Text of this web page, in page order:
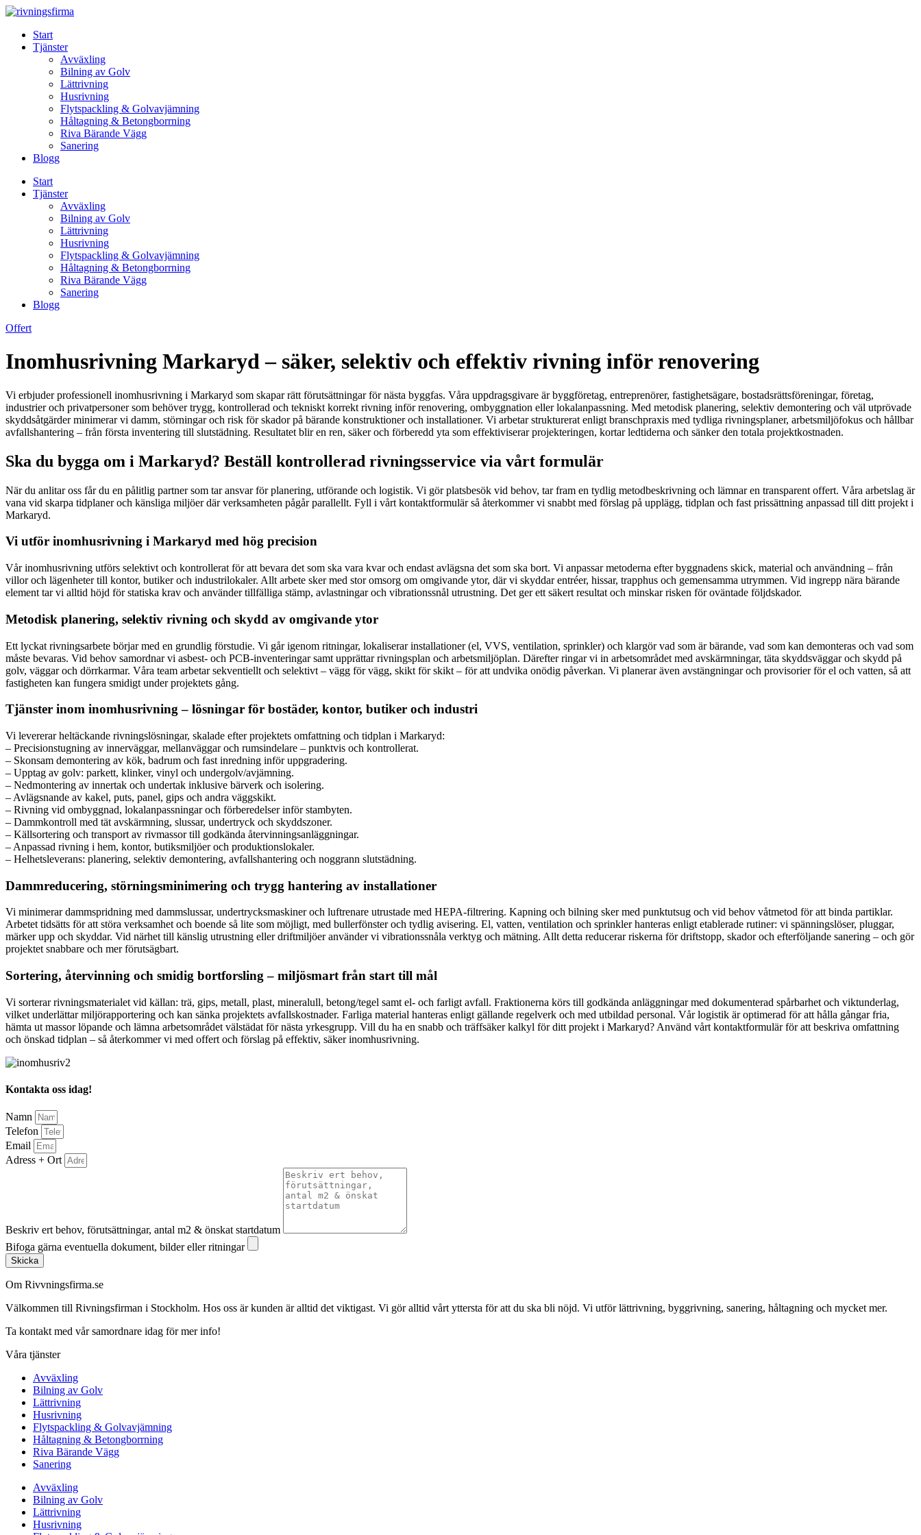
Skip
contentStart
Tjänster
Avväxling
Bilning av Golv
Lättrivning
Husrivning
Flytspackling & Golvavjämning
Håltagning & Betongborrning
Riva Bärande Vägg
Sanering
Blogg
Start
Tjänster
Avväxling
Bilning av Golv
Lättrivning
Husrivning
Flytspackling & Golvavjämning
Håltagning & Betongborrning
Riva Bärande Vägg
Sanering
Blogg
Offert
Inomhusrivning Markaryd – säker, selektiv och effektiv rivning inför renovering
Vi erbjuder professionell inomhusrivning i Markaryd som skapar rätt förutsättningar för nästa byggfas. Våra uppdragsgivare är byggföretag, entreprenörer, fastighetsägare, bostadsrättsföreningar, företag,
industrier och privatpersoner som behöver trygg, kontrollerad och tekniskt korrekt rivning inför renovering, ombyggnation eller lokalanpassning. Med metodisk planering, selektiv demontering och väl utprövade
skyddsåtgärder minimerar vi damm, störningar och risk för skador på bärande konstruktioner och installationer. Vi arbetar strukturerat enligt branschpraxis med tydliga rivningsplaner, arbetsmiljöfokus och hållbar
avfallshantering – från första inventering till slutstädning. Resultatet blir en ren, säker och förberedd yta som effektiviserar projekteringen, kortar ledtiderna och sänker den totala projektkostnaden.
Ska du bygga om i Markaryd? Beställ kontrollerad rivningsservice via vårt formulär
När du anlitar oss får du en pålitlig partner som tar ansvar för planering, utförande och logistik. Vi gör platsbesök vid behov, tar fram en tydlig metodbeskrivning och lämnar en transparent offert. Våra arbetslag är
vana vid skarpa tidplaner och känsliga miljöer där verksamheten pågår parallellt. Fyll i vårt kontaktformulär så återkommer vi snabbt med förslag på upplägg, tidplan och fast prissättning anpassad till ditt projekt i
Markaryd.
Vi utför inomhusrivning i Markaryd med hög precision
Vår inomhusrivning utförs selektivt och kontrollerat för att bevara det som ska vara kvar och endast avlägsna det som ska bort. Vi anpassar metoderna efter byggnadens skick, material och användning – från
villor och lägenheter till kontor, butiker och industrilokaler. Allt arbete sker med stor omsorg om omgivande ytor, där vi skyddar entréer, hissar, trapphus och gemensamma utrymmen. Vid ingrepp nära bärande
element tar vi alltid höjd för statiska krav och använder tillfälliga stämp, avlastningar och vibrationssnål utrustning. Det ger ett säkert resultat och minskar risken för oväntade följdskador.
Metodisk planering, selektiv rivning och skydd av omgivande ytor
Ett lyckat rivningsarbete börjar med en grundlig förstudie. Vi går igenom ritningar, lokaliserar installationer (el, VVS, ventilation, sprinkler) och klargör vad som är bärande, vad som kan demonteras och vad som
måste bevaras. Vid behov samordnar vi asbest- och PCB-inventeringar samt upprättar rivningsplan och arbetsmiljöplan. Därefter ringar vi in arbetsområdet med avskärmningar, täta skyddsväggar och skydd på
golv, väggar och dörrkarmar. Våra team arbetar sekventiellt och selektivt – vägg för vägg, skikt för skikt – för att undvika onödig påverkan. Vi planerar även avstängningar och provisorier för el och vatten, så att
fastigheten kan fungera smidigt under projektets gång.
Tjänster inom inomhusrivning – lösningar för bostäder, kontor, butiker och industri
Vi levererar heltäckande rivningslösningar, skalade efter projektets omfattning och tidplan i Markaryd:
– Precisionstugning av innerväggar, mellanväggar och rumsindelare – punktvis och kontrollerat.
– Skonsam demontering av kök, badrum och fast inredning inför uppgradering.
– Upptag av golv: parkett, klinker, vinyl och undergolv/avjämning.
– Nedmontering av innertak och undertak inklusive bärverk och isolering.
– Avlägsnande av kakel, puts, panel, gips och andra väggskikt.
– Rivning vid ombyggnad, lokalanpassningar och förberedelser inför stambyten.
– Dammkontroll med tät avskärmning, slussar, undertryck och skyddszoner.
– Källsortering och transport av rivmassor till godkända återvinningsanläggningar.
– Anpassad rivning i hem, kontor, butiksmiljöer och produktionslokaler.
– Helhetsleverans: planering, selektiv demontering, avfallshantering och noggrann slutstädning.
Dammreducering, störningsminimering och trygg hantering av installationer
Vi minimerar dammspridning med dammslussar, undertrycksmaskiner och luftrenare utrustade med HEPA-filtrering. Kapning och bilning sker med punktutsug och vid behov våtmetod för att binda partiklar.
Arbetet tidsätts för att störa verksamhet och boende så lite som möjligt, med bullerfönster och tydlig avisering. El, vatten, ventilation och sprinkler hanteras enligt etablerade rutiner: vi spänningslöser, pluggar,
märker upp och skyddar. Vid närhet till känslig utrustning eller driftmiljöer använder vi vibrationssnåla verktyg och mätning. Allt detta reducerar riskerna för driftstopp, skador och efterföljande sanering – och gör
projektet snabbare och mer förutsägbart.
Sortering, återvinning och smidig bortforsling – miljösmart från start till mål
Vi sorterar rivningsmaterialet vid källan: trä, gips, metall, plast, mineralull, betong/tegel samt el- och farligt avfall. Fraktionerna körs till godkända anläggningar med dokumenterad spårbarhet och viktunderlag,
vilket underlättar miljörapportering och kan sänka projektets avfallskostnader. Farliga material hanteras enligt gällande regelverk och med utbildad personal. Vår logistik är optimerad för att hålla gångar fria,
hämta ut massor löpande och lämna arbetsområdet välstädat för nästa yrkesgrupp. Vill du ha en snabb och träffsäker kalkyl för ditt projekt i Markaryd? Använd vårt kontaktformulär för att beskriva omfattning
och önskad tidplan – så återkommer vi med offert och förslag på effektiv, säker inomhusrivning.
Kontakta oss idag!
Namn
Telefon
Email
Adress + Ort
Beskriv ert behov, förutsättningar, antal m2 & önskat startdatum
Bifoga gärna eventuella dokument, bilder eller ritningar
Skicka
Om Rivvningsfirma.se
Välkommen till Rivningsfirman i Stockholm. Hos oss är kunden är alltid det viktigast. Vi gör alltid vårt yttersta för att du ska bli nöjd. Vi utför lättrivning, byggrivning, sanering, håltagning och mycket mer.
Ta kontakt med vår samordnare idag för mer info!
Våra tjänster
Avväxling
Bilning av Golv
Lättrivning
Husrivning
Flytspackling & Golvavjämning
Håltagning & Betongborrning
Riva Bärande Vägg
Sanering
Avväxling
Bilning av Golv
Lättrivning
Husrivning